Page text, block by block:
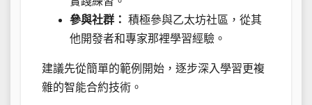
參與社群： 積極參與乙太坊社區，從其
他開發者和專家那裡學習經驗。
建議先從簡單的範例開始，逐步深入學習更複
雜的智能合約技術。